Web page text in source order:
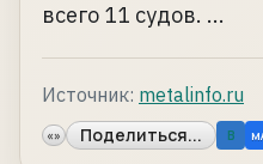
всего 11 судов. ...
Источник: metalinfo.ru
«» Поделиться... B